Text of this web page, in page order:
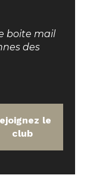
boite mail
des